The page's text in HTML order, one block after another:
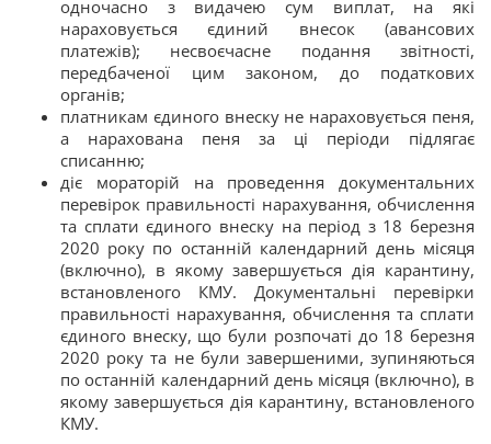
одночасно з видачею сум виплат, на які
нараховується єдиний внесок (авансових
платежів); несвоєчасне подання звітності,
передбаченої цим законом, до податкових
органів;
платникам єдиного внеску не нараховується пеня,
а нарахована пеня за ці періоди підлягає
списанню;
діє мораторій на проведення документальних
перевірок правильності нарахування, обчислення
та сплати єдиного внеску на період з 18 березня
2020 року по останній календарний день місяця
(включно), в якому завершується дія карантину,
встановленого КМУ. Документальні перевірки
правильності нарахування, обчислення та сплати
єдиного внеску, що були розпочаті до 18 березня
2020 року та не були завершеними, зупиняються
по останній календарний день місяця (включно), в
якому завершується дія карантину, встановленого
КМУ.